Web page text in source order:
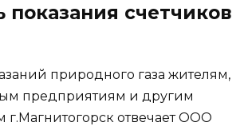
показания счетчиков
природного газа жителям,
предприятиям и другим
г.Магнитогорск отвечает ООО